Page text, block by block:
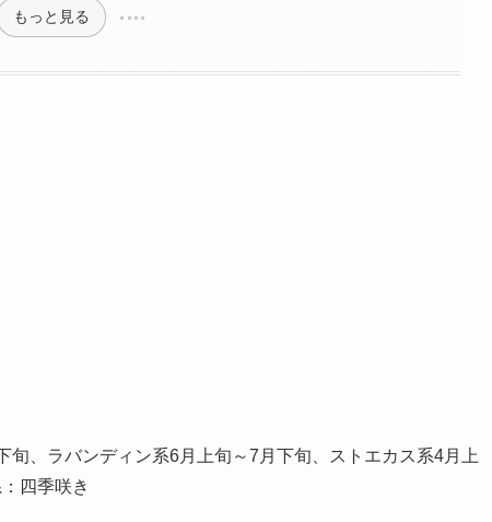
もっと見る
、ラバンディン系6月上旬～7月下旬、ストエカス系4月上
四季咲き